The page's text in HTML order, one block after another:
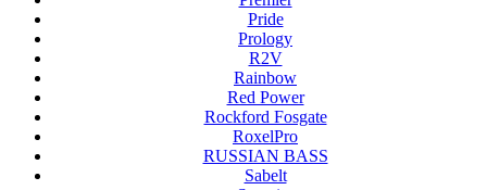
Pride
Prology
R2V
Rainbow
Red Power
Rockford Fosgate
RoxelPro
RUSSIAN BASS
Sabelt